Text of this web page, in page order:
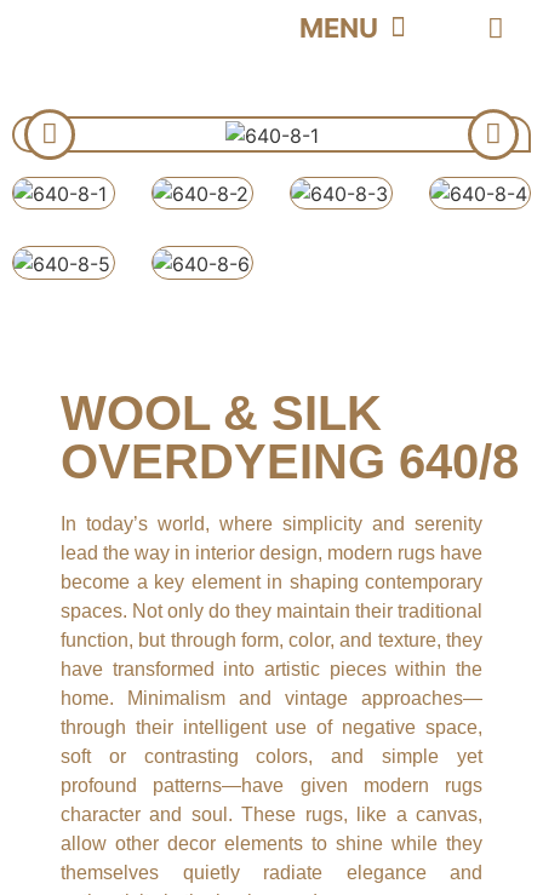
WOOL & SILK
OVERDYEING 640/8
In today’s world, where simplicity and serenity
lead the way in interior design, modern rugs have
become a key element in shaping contemporary
spaces. Not only do they maintain their traditional
function, but through form, color, and texture, they
have transformed into artistic pieces within the
home. Minimalism and vintage approaches—
through their intelligent use of negative space,
soft or contrasting colors, and simple yet
profound patterns—have given modern rugs
character and soul. These rugs, like a canvas,
allow other decor elements to shine while they
themselves quietly radiate elegance and